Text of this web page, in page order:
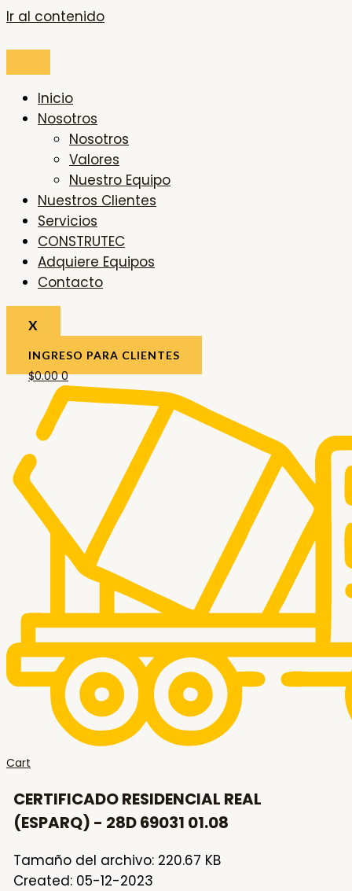
Ir al contenido
Inicio
Nosotros
Nosotros
Valores
Nuestro Equipo
Nuestros Clientes
Servicios
CONSTRUTEC
Adquiere Equipos
Contacto
X
INGRESO PARA CLIENTES
$0.00 0
Cart
CERTIFICADO RESIDENCIAL REAL
(ESPARQ) - 28D 69031 01.08
Tamaño del archivo: 220.67 KB
Created: 05-12-2023